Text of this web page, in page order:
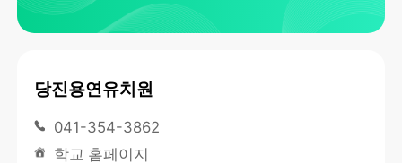
당진용연유치원
041-354-3862
학교 홈페이지